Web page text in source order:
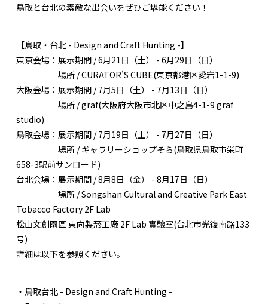
鳥取と台北の素敵な出会いをぜひご堪能ください！
【鳥取・台北 - Design and Craft Hunting -】
東京会場：展示期間 / 6月21日（土） - 6月29日（日）
場所 / CURATOR’S CUBE(東京都港区愛宕1-1-9)
大阪会場：展示期間 / 7月5日（土） - 7月13日（日）
場所 / graf(大阪府大阪市北区中之島4-1-9 graf
studio)
鳥取会場：展示期間 / 7月19日（土） - 7月27日（日）
場所 / ギャラリーショップそら(鳥取県鳥取市栄町
658-3駅前サンロード)
台北会場：展示期間 / 8月8日（金） - 8月17日（日）
場所 / Songshan Cultural and Creative Park East
Tobacco Factory 2F Lab
松山文創園區 東向製菸工廠 2F Lab 實驗室(台北市光復南路133
号)
詳細は以下を参照ください。
・ 鳥取台北 - Design and Craft Hunting -